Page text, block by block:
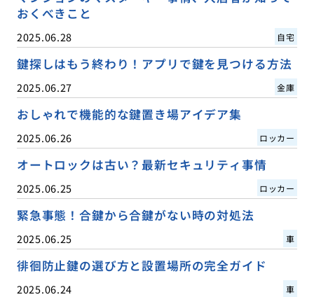
おくべきこと
2025.06.28 自宅
鍵探しはもう終わり！アプリで鍵を見つける方法
2025.06.27 金庫
おしゃれで機能的な鍵置き場アイデア集
2025.06.26 ロッカー
オートロックは古い？最新セキュリティ事情
2025.06.25 ロッカー
緊急事態！合鍵から合鍵がない時の対処法
2025.06.25 車
徘徊防止鍵の選び方と設置場所の完全ガイド
2025.06.24 車